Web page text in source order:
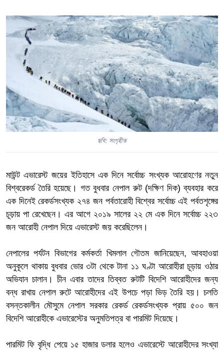
ছবি: সংগৃহীত
মাউন্ট এভারেস্ট জয়ের ইতিহাসে এক দিনে সর্বোচ্চ সংখ্যক আরোহণের নতুন
বিশ্বরেকর্ড তৈরি হয়েছে। গত বুধবার নেপাল রুট (দক্ষিণ দিক) ব্যবহার করে
এক দিনেই রেকর্ডসংখ্যক ২৭৪ জন পর্বতারোহী বিশ্বের সর্বোচ্চ এই পর্বতশৃঙ্গের
চূড়ায় পা রেখেছেন। এর আগে ২০১৯ সালের ২২ মে এক দিনে সর্বোচ্চ ২২৩
জন আরোহী নেপাল দিয়ে এভারেস্ট জয় করেছিলেন।
নেপালের পর্যটন বিভাগের কর্মকর্তা খিমলাল গৌতম জানিয়েছেন, আবহাওয়া
অনুকূলে থাকায় বুধবার ভোর ৩টা থেকে টানা ১১ ঘণ্টা আরোহীরা চূড়ায় ওঠার
অভিযান চালান। চীন এবার তাদের তিব্বত রুটটি বিদেশি আরোহীদের জন্য
বন্ধ রাখায় নেপাল রুটে আরোহীদের এই উপচে পড়া ভিড় তৈরি হয়। চলতি
বসন্তকালীন মৌসুমে নেপাল সরকার রেকর্ড রেকর্ডসংখ্যক প্রায় ৫০০ জন
বিদেশি আরোহীকে এভারেস্টের অনুমতিপত্র বা পারমিট দিয়েছে।
পারমিট ফি বৃদ্ধি পেয়ে ১৫ হাজার ডলার হলেও এভারেস্টে আরোহীদের সংখ্যা